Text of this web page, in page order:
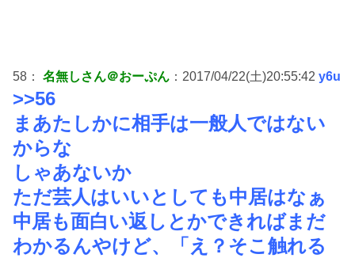
58： 名無しさん＠おーぷん ：2017/04/22(土)20:55:42 y6u
>>56
まあたしかに相手は一般人ではない
からな
しゃあないか
ただ芸人はいいとしても中居はなぁ
中居も面白い返しとかできればまだ
わかるんやけど、「え？そこ触れる